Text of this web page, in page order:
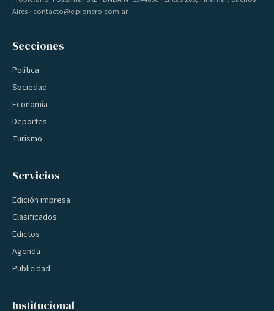
Aires · contacto@elpionero.com.ar
Secciones
Política
Sociedad
Economía
Deportes
Turismo
Servicios
Edición impresa
Clasificados
Edictos
Agenda
Publicidad
Institucional